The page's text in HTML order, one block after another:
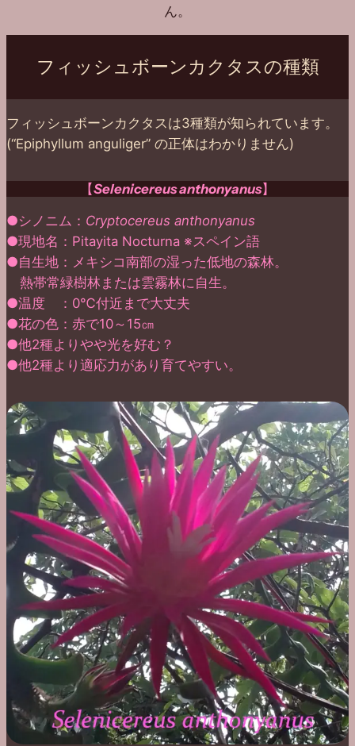
ん。
フィッシュボーンカクタスの種類
フィッシュボーンカクタスは3種類が知られています。
(“Epiphyllum anguliger” の正体はわかりません)
【Selenicereus anthonyanus】
●シノニム： Cryptocereus anthonyanus
●現地名：Pitayita Nocturna ※スペイン語
●自生地：メキシコ南部の湿った低地の森林。
熱帯常緑樹林または雲霧林に自生。
●温度 ：0℃付近まで大丈夫
●花の色：赤で10～15㎝
●他2種よりやや光を好む？
●他2種より適応力があり育てやすい。